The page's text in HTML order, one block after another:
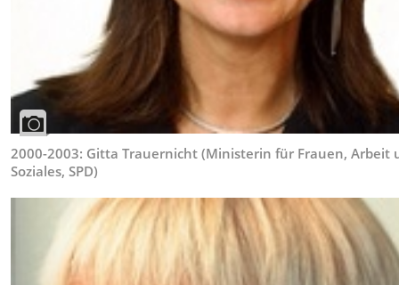
2000-2003: Gitta Trauernicht (Ministerin für Frauen, Arbeit
Soziales, SPD)